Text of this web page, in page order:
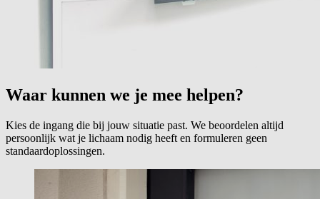
Waar kunnen we je mee helpen?
Kies de ingang die bij jouw situatie past. We beoordelen altijd
persoonlijk wat je lichaam nodig heeft en formuleren geen
standaardoplossingen.